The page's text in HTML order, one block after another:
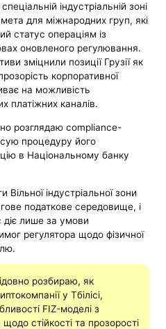
індустріальній зоні
для міжнародних груп, які
статус операціям із
оновленого регулювання.
зміцнили позиції Грузії як
корпоративної
на можливість
платіжних каналів.
розглядаю compliance-
процедуру його
в Національному банку
індустріальної зони
податкове середовище, і
лише за умови
регулятора щодо фізичної
розбираю, як
у Тбілісі,
FIZ-моделі з
стійкості та прозорості